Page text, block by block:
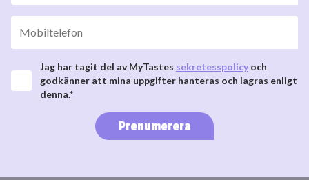
Jag har tagit del av MyTastes sekretesspolicy och
godkänner att mina uppgifter hanteras och lagras enligt
denna.*
Prenumerera